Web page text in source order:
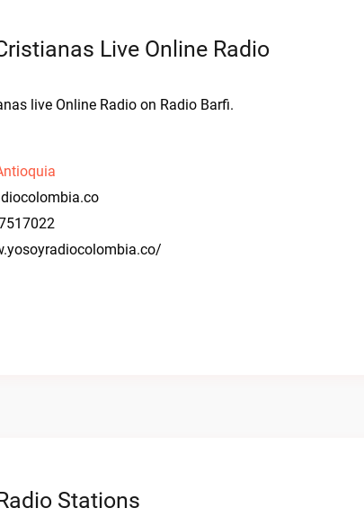
Live Online Radio
live Online Radio on Radio Barfi.
Stations